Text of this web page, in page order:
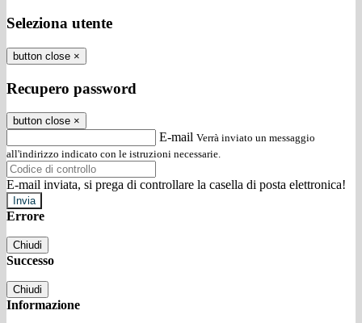
Seleziona utente
button close ×
Recupero password
button close ×
E-mail Verrà inviato un messaggio
all'indirizzo indicato con le istruzioni necessarie.
E-mail inviata, si prega di controllare la casella di posta elettronica!
Errore
Chiudi
Successo
Chiudi
Informazione